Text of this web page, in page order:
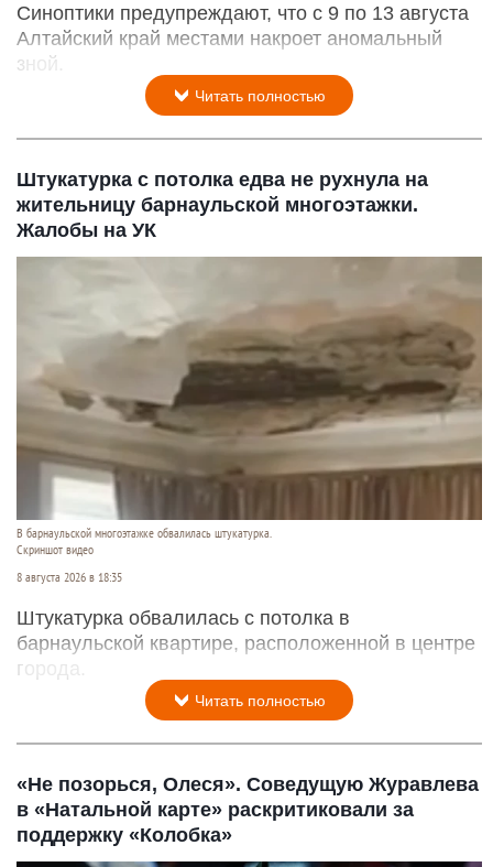
Синоптики предупреждают, что с 9 по 13 августа
Алтайский край местами накроет аномальный
зной.
Читать полностью
Штукатурка с потолка едва не рухнула на
жительницу барнаульской многоэтажки.
Жалобы на УК
В барнаульской многоэтажке обвалилась штукатурка.
Скриншот видео
8 августа 2026 в 18:35
Штукатурка обвалилась с потолка в
барнаульской квартире, расположенной в центре
города.
Читать полностью
«Не позорься, Олеся». Соведущую Журавлева
в «Натальной карте» раскритиковали за
поддержку «Колобка»